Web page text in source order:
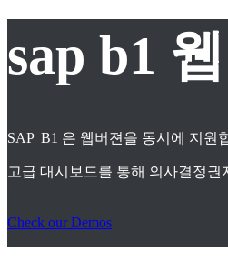
sap b1
SAP B1 은 웹버젼을 동시에 지원
고급 대시보드를 통해 의사결정
Check our Demos